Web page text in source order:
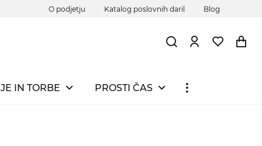
O podjetju Katalog poslovnih daril Blog
IN TORBE PROSTI ČAS